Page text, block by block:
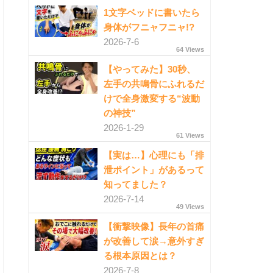
1文字ベッドに書いたら
身体がフニャフニャ!?
2026-7-6
64 Views
【やってみた】30秒、
左手の共鳴骨にふれるだ
けで全身激変する“波動
の神技”
2026-1-29
61 Views
【実は…】心理にも「排
泄ポイント」があるって
知ってました？
2026-7-14
49 Views
【衝撃映像】長年の首痛
が改善して涙→意外すぎ
る根本原因とは？
2026-7-8